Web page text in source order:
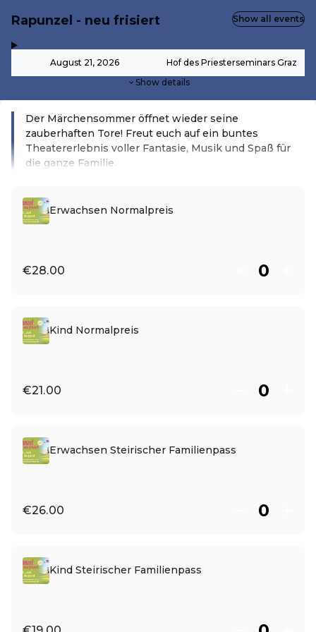
Rapunzel - neu frisiert
August 21, 2026 Hof des Priesterseminars Graz
Show details
Show all events
Der Märchensommer öffnet wieder seine
zauberhaften Tore! Freut euch auf ein buntes
Theatererlebnis voller Fantasie, Musik und Spaß für
die ganze Familie.
Erwachsen Normalpreis
€28.00
Kind Normalpreis
€21.00
Erwachsen Steirischer Familienpass
€26.00
Kind Steirischer Familienpass